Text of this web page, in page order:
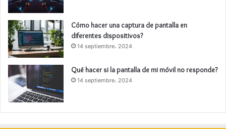
Cómo hacer una captura de pantalla en
diferentes dispositivos?
14 septiembre، 2024
Qué hacer si la pantalla de mi móvil no responde?
14 septiembre، 2024